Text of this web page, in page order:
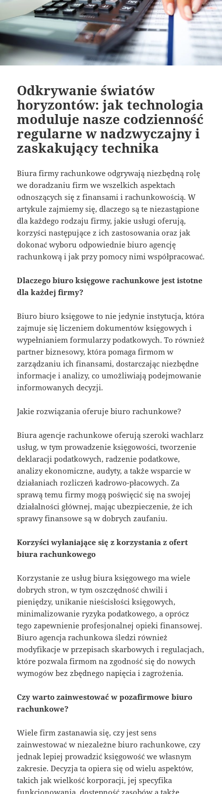
Odkrywanie światów
horyzontów: jak technologia
moduluje nasze codzienność
regularne w nadzwyczajny i
zaskakujący technika
Biura firmy rachunkowe odgrywają niezbędną rolę
we doradzaniu firm we wszelkich aspektach
odnoszących się z finansami i rachunkowością. W
artykule zajmiemy się, dlaczego są te niezastąpione
dla każdego rodzaju firmy, jakie usługi oferują,
korzyści następujące z ich zastosowania oraz jak
dokonać wyboru odpowiednie biuro agencję
rachunkową i jak przy pomocy nimi współpracować.
Dlaczego biuro księgowe rachunkowe jest istotne
dla każdej firmy?
Biuro biuro księgowe to nie jedynie instytucja, która
zajmuje się liczeniem dokumentów księgowych i
wypełnianiem formularzy podatkowych. To również
partner biznesowy, która pomaga firmom w
zarządzaniu ich finansami, dostarczając niezbędne
informacje i analizy, co umożliwiają podejmowanie
informowanych decyzji.
Jakie rozwiązania oferuje biuro rachunkowe?
Biura agencje rachunkowe oferują szeroki wachlarz
usług, w tym prowadzenie księgowości, tworzenie
deklaracji podatkowych, radzenie podatkowe,
analizy ekonomiczne, audyty, a także wsparcie w
działaniach rozliczeń kadrowo-płacowych. Za
sprawą temu firmy mogą poświęcić się na swojej
działalności głównej, mając ubezpieczenie, że ich
sprawy finansowe są w dobrych zaufaniu.
Korzyści wyłaniające się z korzystania z ofert
biura rachunkowego
Korzystanie ze usług biura księgowego ma wiele
dobrych stron, w tym oszczędność chwili i
pieniędzy, unikanie nieścisłości księgowych,
minimalizowanie ryzyka podatkowego, a oprócz
tego zapewnienie profesjonalnej opieki finansowej.
Biuro agencja rachunkowa śledzi również
modyfikacje w przepisach skarbowych i regulacjach,
które pozwala firmom na zgodność się do nowych
wymogów bez zbędnego napięcia i zagrożenia.
Czy warto zainwestować w pozafirmowe biuro
rachunkowe?
Wiele firm zastanawia się, czy jest sens
zainwestować w niezależne biuro rachunkowe, czy
jednak lepiej prowadzić księgowość we własnym
zakresie. Decyzja ta opiera się od wielu aspektów,
takich jak wielkość korporacji, jej specyfika
funkcjonowania, dostępność zasobów a także